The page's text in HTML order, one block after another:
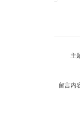
主
留言内